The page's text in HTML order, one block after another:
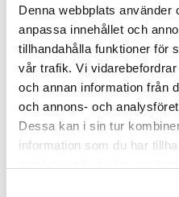
Denna webbplats
anpassa innehållet och
tillhandahålla funktioner för
vår trafik. Vi
och annan information från
och annons- och
Dessa kan i sin tur
information som du har
+
-
Lagerstatus: I lager
14 dagars returrätt på
Leverans inom 3-5
Få10% välkomstrabattnär
nyhetsbrev
Fri frakt på mindra varor vid